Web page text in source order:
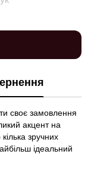
своє замовлення
акцент на
зручних
ідеальний